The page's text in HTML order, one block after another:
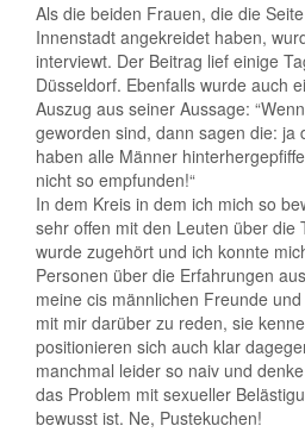
Als die beiden Frauen, die die
Innenstadt angekreidet haben,
interviewt. Der Beitrag lief einige
Düsseldorf. Ebenfalls wurde auch
Auszug aus seiner Aussage:
geworden sind, dann sagen die: ja
haben alle Männer
nicht so empfunden!“
In dem Kreis in dem ich mich so
sehr offen mit den Leuten über die
wurde zugehört und ich konnte
Personen über die Erfahrungen
meine cis männlichen Freunde
mit mir darüber zu reden, sie
positionieren sich auch klar
manchmal leider so naiv und
das Problem mit sexueller
bewusst ist. Ne, Pustekuchen!